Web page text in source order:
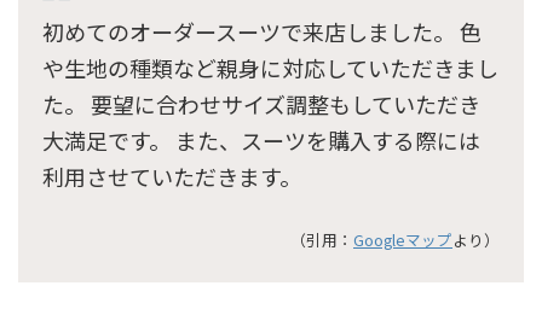
初めてのオーダースーツで来店しました。 色
や生地の種類など親身に対応していただきまし
た。 要望に合わせサイズ調整もしていただき
大満足です。 また、スーツを購入する際には
利用させていただきます。
（引用： Googleマップより）